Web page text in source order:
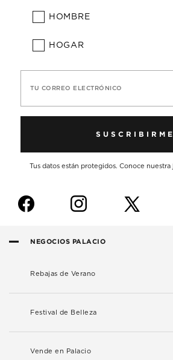
HOMBRE
HOGAR
TU CORREO ELECTRÓNICO
SUSCRIBIRME
Tus datos están protegidos. Conoce nuestra
f i
NEGOCIOS PALACIO
Rebajas de Verano
Festival de Belleza
Vende en Palacio